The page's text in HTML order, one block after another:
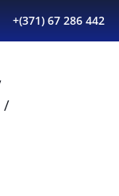
+(371) 67 286 442